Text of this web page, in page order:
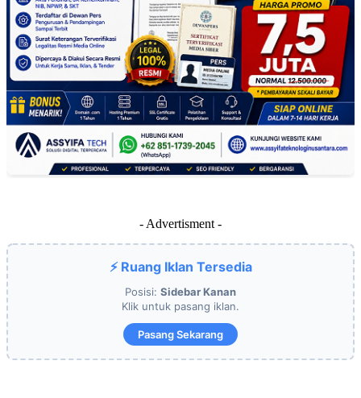
- Advertisment -
⚡ Ruang Iklan Tersedia
Posisi: Sidebar Kanan
Klik untuk pasang iklan.
Pasang Sekarang